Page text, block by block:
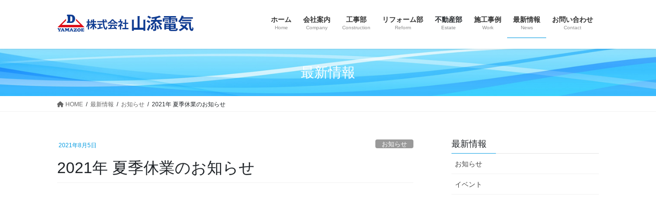
ツ
へ
キ
ッ
シ
ョ
に
移
ホーム
Home
会社案内
Company
工事部
Construction
リフォーム部
Reform
不動産部
Estate
施工事例
Work
最新情報
News
お問い合わせ
Contact
最新情報
HOME 最新情報 お知らせ 2021年 夏季休業のお知らせ
2021年8月5日 お知らせ
2021年 夏季休業のお知らせ
最新情報
お知らせ
イベント